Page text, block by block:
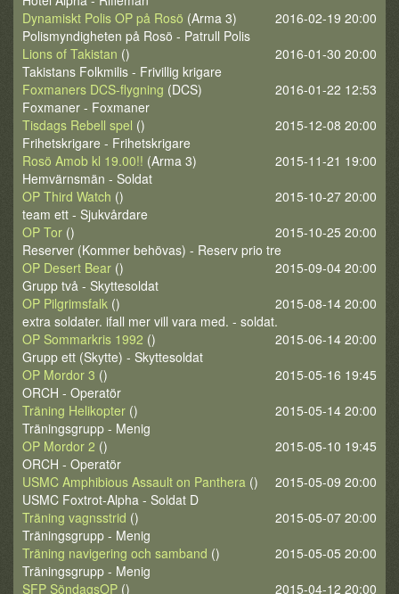
2016-02-19 20:00
Dynamiskt Polis OP på Rosö (Arma 3)
Polismyndigheten på Rosö - Patrull Polis
2016-01-30 20:00
Lions of Takistan ()
Takistans Folkmilis - Frivillig krigare
2016-01-22 12:53
Foxmaners DCS-flygning (DCS)
Foxmaner - Foxmaner
2015-12-08 20:00
Tisdags Rebell spel ()
Frihetskrigare - Frihetskrigare
2015-11-21 19:00
Rosö Amob kl 19.00!! (Arma 3)
Hemvärnsmän - Soldat
2015-10-27 20:00
OP Third Watch ()
team ett - Sjukvårdare
2015-10-25 20:00
OP Tor ()
Reserver (Kommer behövas) - Reserv prio tre
2015-09-04 20:00
OP Desert Bear ()
Grupp två - Skyttesoldat
2015-08-14 20:00
OP Pilgrimsfalk ()
extra soldater. ifall mer vill vara med. - soldat.
2015-06-14 20:00
OP Sommarkris 1992 ()
Grupp ett (Skytte) - Skyttesoldat
2015-05-16 19:45
OP Mordor 3 ()
ORCH - Operatör
2015-05-14 20:00
Träning Helikopter ()
Träningsgrupp - Menig
2015-05-10 19:45
OP Mordor 2 ()
ORCH - Operatör
2015-05-09 20:00
USMC Amphibious Assault on Panthera ()
USMC Foxtrot-Alpha - Soldat D
2015-05-07 20:00
Träning vagnsstrid ()
Träningsgrupp - Menig
2015-05-05 20:00
Träning navigering och samband ()
Träningsgrupp - Menig
2015-04-12 20:00
SFP SöndagsOP ()